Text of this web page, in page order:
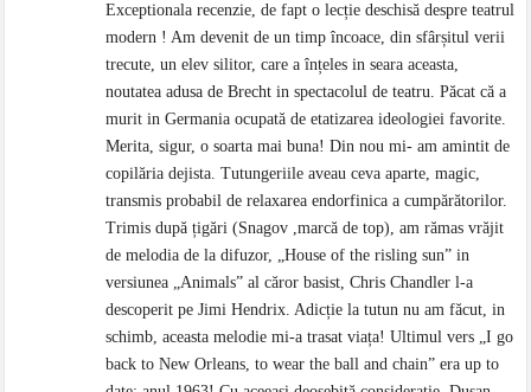
Exceptionala recenzie, de fapt o lecție deschisă despre teatrul
modern ! Am devenit de un timp încoace, din sfârșitul verii
trecute, un elev silitor, care a înțeles in seara aceasta,
noutatea adusa de Brecht in spectacolul de teatru. Păcat că a
murit in Germania ocupată de etatizarea ideologiei favorite.
Merita, sigur, o soarta mai buna! Din nou mi- am amintit de
copilăria dejista. Tutungeriile aveau ceva aparte, magic,
transmis probabil de relaxarea endorfinica a cumpărătorilor.
Trimis după țigări (Snagov ,marcă de top), am rămas vrăjit
de melodia de la difuzor, „House of the risling sun” in
versiunea „Animals” al căror basist, Chris Chandler l-a
descoperit pe Jimi Hendrix. Adicție la tutun nu am făcut, in
schimb, aceasta melodie mi-a trasat viața! Ultimul vers „I go
back to New Orleans, to wear the ball and chain” era up to